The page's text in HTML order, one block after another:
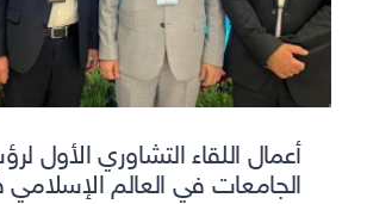
أعمال اللقاء التشاوري الأول
الجامعات في العالم الإسلامي